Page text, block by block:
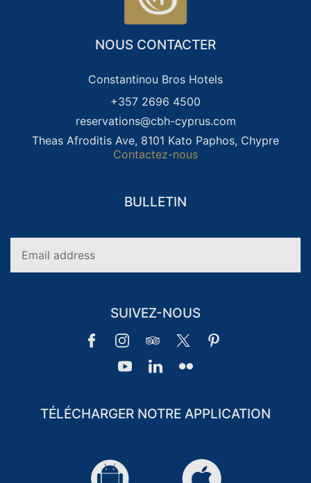
VACANCES AU BOWLING
SEULEMENT
MARIAGES
CLUB DE FIDÉLITÉ DES INVITÉS
CONNEXION
NOUS CONTACTER
Constantinou Bros Hotels
+357 2696 4500
reservations@cbh-cyprus.com
Theas Afroditis Ave, 8101 Kato Paphos, Chypre
Contactez-nous
BULLETIN
SUIVEZ-NOUS
TÉLÉCHARGER NOTRE APPLICATION